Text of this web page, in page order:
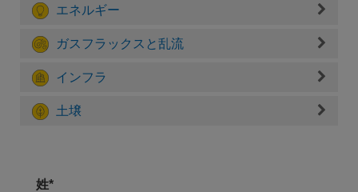
エネルギー
ガスフラックスと乱流
インフラ
土壌
姓*